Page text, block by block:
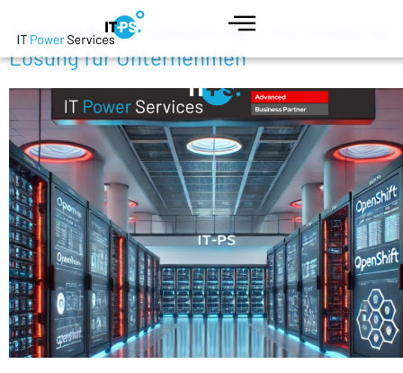
OpenShift Virtualisierung: Eine moderne
Lösung für Unternehmen